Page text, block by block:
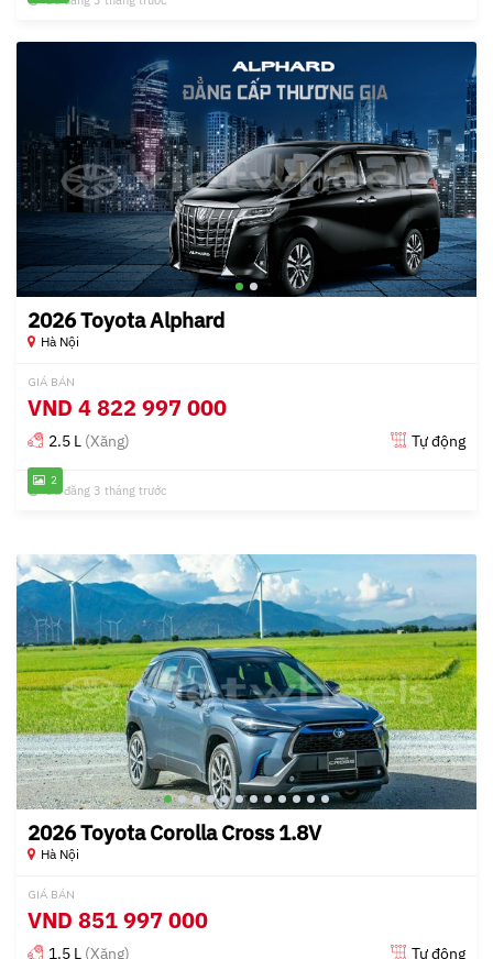
2
2026 Toyota Alphard
Hà Nội
GIÁ BÁN
VND 4 822 997 000
2.5 L (Xăng) Tự động
Đã đăng 3 tháng trước
2026 Toyota Corolla Cross 1.8V
Hà Nội
GIÁ BÁN
VND 851 997 000
1.5 L (Xăng) Tự động